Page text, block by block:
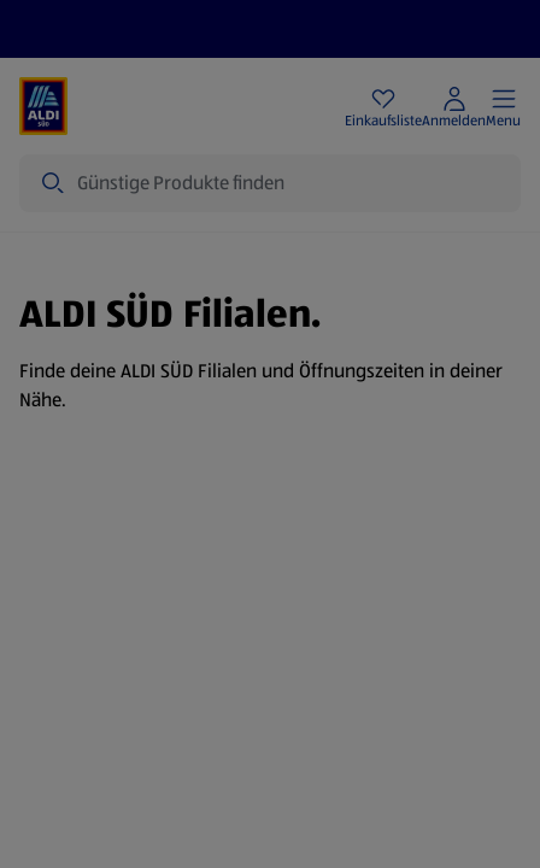
EinkaufslisteAnmeldenMenu
ALDI SÜD Filialen.
Finde deine ALDI SÜD Filialen und Öffnungszeiten in deiner
Nähe.